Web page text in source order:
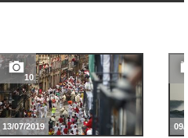
10
13/07/2019
09/